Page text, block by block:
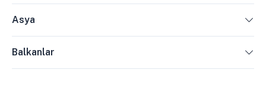
Asya
Balkanlar